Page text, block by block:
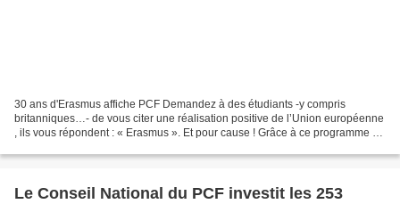
30 ans d'Erasmus affiche PCF Demandez à des étudiants -y compris
britanniques…- de vous citer une réalisation positive de l’Union européenne
, ils vous répondent : « Erasmus ». Et pour cause ! Grâce à ce programme de
Le Conseil National du PCF investit les 253